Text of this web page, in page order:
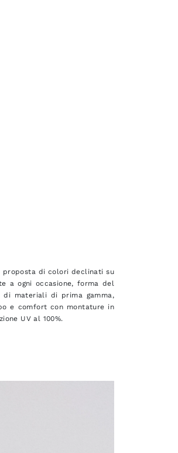
proposta di colori declinati su
a ogni occasione, forma del
materiali di prima gamma,
e comfort con montature in
UV al 100%.